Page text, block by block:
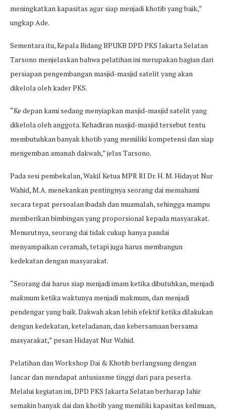
meningkatkan kapasitas agar siap menjadi khotib yang baik,”
ungkap Ade.
Sementara itu, Kepala Bidang BPUKB DPD PKS Jakarta Selatan
Tarsono menjelaskan bahwa pelatihan ini merupakan bagian dari
persiapan pengembangan masjid-masjid satelit yang akan
dikelola oleh kader PKS.
“Ke depan kami sedang menyiapkan masjid-masjid satelit yang
dikelola oleh anggota. Kehadiran masjid-masjid tersebut tentu
membutuhkan banyak khotib yang memiliki kompetensi dan siap
mengemban amanah dakwah,” jelas Tarsono.
Pada sesi pembekalan, Wakil Ketua MPR RI Dr. H. M. Hidayat Nur
Wahid, M.A. menekankan pentingnya seorang dai memahami
secara tepat persoalan ibadah dan muamalah, sehingga mampu
memberikan bimbingan yang proporsional kepada masyarakat.
Menurutnya, seorang dai tidak cukup hanya pandai
menyampaikan ceramah, tetapi juga harus membangun
kedekatan dengan masyarakat.
“Seorang dai harus siap menjadi imam ketika dibutuhkan, menjadi
makmum ketika waktunya menjadi makmum, dan menjadi
pendengar yang baik. Dakwah akan lebih efektif ketika dilakukan
dengan kedekatan, keteladanan, dan kebersamaan bersama
masyarakat,” pesan Hidayat Nur Wahid.
Pelatihan dan Workshop Dai & Khotib berlangsung dengan
lancar dan mendapat antusiasme tinggi dari para peserta.
Melalui kegiatan ini, DPD PKS Jakarta Selatan berharap lahir
semakin banyak dai dan khotib yang memiliki kapasitas keilmuan,